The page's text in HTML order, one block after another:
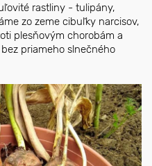
rastliny - tulipány,
zo zeme cibuľky narcisov,
plesňovým chorobám a
priameho slnečného